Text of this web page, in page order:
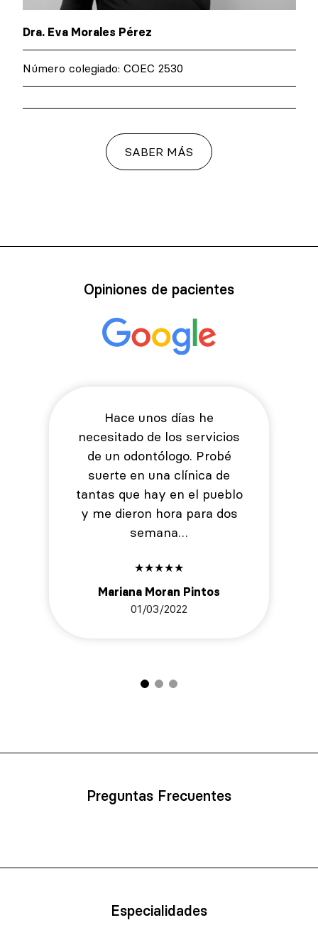
Dra. Eva Morales Pérez
Número colegiado: COEC 2530
SABER MÁS
Opiniones de pacientes
Hace unos días he
necesitado de los servicios
de un odontólogo. Probé
suerte en una clínica de
tantas que hay en el pueblo
y me dieron hora para dos
semana…
★★★★★
Mariana Moran Pintos
01/03/2022
Preguntas Frecuentes
Especialidades